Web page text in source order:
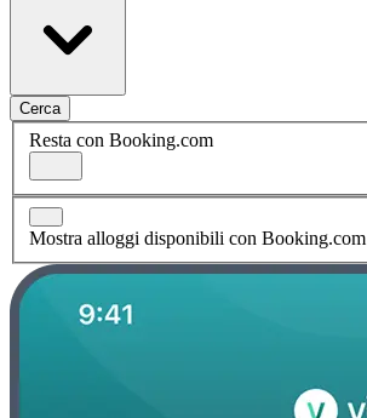
Cerca
Resta con Booking.com
Mostra alloggi disponibili con Booking.com